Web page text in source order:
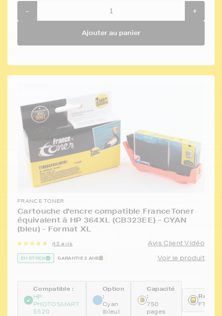
- +
Ajouter au panier
FRANCE TONER
Cartouche d'encre compatible FranceToner
équivalent à HP 364XL (CB323EE) - CYAN
(bleu) - Format XL
43 avis Avis Client Vidéo
EN STOCK GARANTIE 2 ANS Voir le produit
Compatible :
HP
PHOTOSMART
5520
Option
:
Cyan
(bleu)
Capacité
:
750
pages